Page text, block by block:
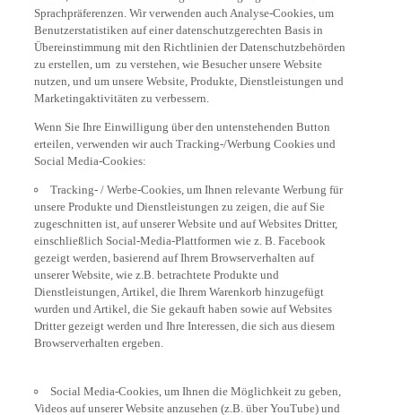
Sprachpräferenzen. Wir verwenden auch Analyse-Cookies, um
Benutzerstatistiken auf einer datenschutzgerechten Basis in
Übereinstimmung mit den Richtlinien der Datenschutzbehörden
zu erstellen, um zu verstehen, wie Besucher unsere Website
nutzen, und um unsere Website, Produkte, Dienstleistungen und
Marketingaktivitäten zu verbessern.
Wenn Sie Ihre Einwilligung über den untenstehenden Button
erteilen, verwenden wir auch Tracking-/Werbung Cookies und
Social Media-Cookies:
Tracking- / Werbe-Cookies, um Ihnen relevante Werbung für
unsere Produkte und Dienstleistungen zu zeigen, die auf Sie
zugeschnitten ist, auf unserer Website und auf Websites Dritter,
einschließlich Social-Media-Plattformen wie z. B. Facebook
gezeigt werden, basierend auf Ihrem Browserverhalten auf
unserer Website, wie z.B. betrachtete Produkte und
Dienstleistungen, Artikel, die Ihrem Warenkorb hinzugefügt
wurden und Artikel, die Sie gekauft haben sowie auf Websites
Dritter gezeigt werden und Ihre Interessen, die sich aus diesem
Browserverhalten ergeben.
Social Media-Cookies, um Ihnen die Möglichkeit zu geben,
Videos auf unserer Website anzusehen (z.B. über YouTube) und